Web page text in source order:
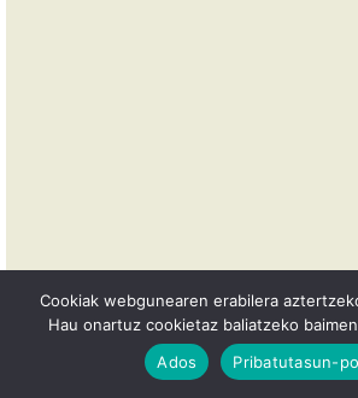
Cookiak webgunearen erabilera
Hau onartuz cookietaz baliatzeko
Ados
Pribatutasun-